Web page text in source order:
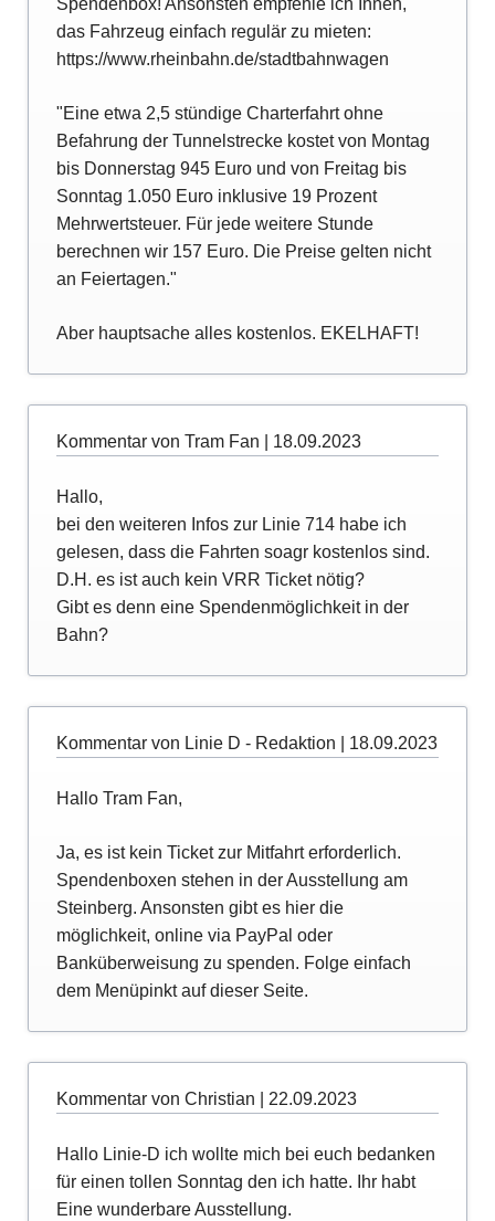
Spendenbox! Ansonsten empfehle ich Ihnen,
das Fahrzeug einfach regulär zu mieten:
https://www.rheinbahn.de/stadtbahnwagen
"Eine etwa 2,5 stündige Charterfahrt ohne
Befahrung der Tunnelstrecke kostet von Montag
bis Donnerstag 945 Euro und von Freitag bis
Sonntag 1.050 Euro inklusive 19 Prozent
Mehrwertsteuer. Für jede weitere Stunde
berechnen wir 157 Euro. Die Preise gelten nicht
an Feiertagen."
Aber hauptsache alles kostenlos. EKELHAFT!
Kommentar von Tram Fan | 18.09.2023
Hallo,
bei den weiteren Infos zur Linie 714 habe ich
gelesen, dass die Fahrten soagr kostenlos sind.
D.H. es ist auch kein VRR Ticket nötig?
Gibt es denn eine Spendenmöglichkeit in der
Bahn?
Kommentar von Linie D - Redaktion | 18.09.2023
Hallo Tram Fan,
Ja, es ist kein Ticket zur Mitfahrt erforderlich.
Spendenboxen stehen in der Ausstellung am
Steinberg. Ansonsten gibt es hier die
möglichkeit, online via PayPal oder
Banküberweisung zu spenden. Folge einfach
dem Menüpinkt auf dieser Seite.
Kommentar von Christian | 22.09.2023
Hallo Linie-D ich wollte mich bei euch bedanken
für einen tollen Sonntag den ich hatte. Ihr habt
Eine wunderbare Ausstellung.